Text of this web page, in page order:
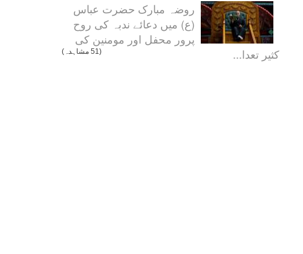
روضہ مبارک حضرت عباس
(ع) میں دعائے ندبہ کی روح
پرور محفل اور مومنین کی
کثیر تعدا...
(51 مشاہدہ)